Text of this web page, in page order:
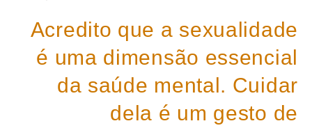
Acredito que a sexualidade
é uma dimensão essencial
da saúde mental. Cuidar
dela é um gesto de